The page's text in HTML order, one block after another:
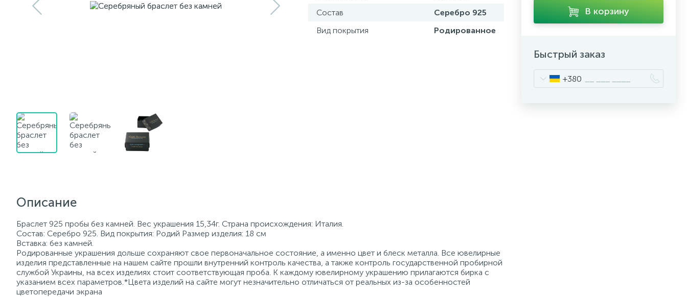
Состав
Серебро 925
Вид покрытия
Родированное
Описание
Браслет 925 пробы без камней. Вес украшения 15,34г. Страна происхождения: Италия.
Состав: Серебро 925. Вид покрытия: Родий Размер изделия: 18 см
Вставка: без камней.
Родированные украшения дольше сохраняют свое первоначальное состояние, а именно цвет и блеск металла. Все ювелирные
изделия представленные на нашем сайте прошли внутренний контроль качества, а также контроль государственной пробирной
службой Украины, на всех изделиях стоит соответствующая проба. К каждому ювелирному украшению прилагаются бирка с
указанием всех параметров.*Цвета изделий на сайте могут незначительно отличаться от реальных из-за особенностей
цветопередачи экрана
В корзину
Быстрый заказ
+380